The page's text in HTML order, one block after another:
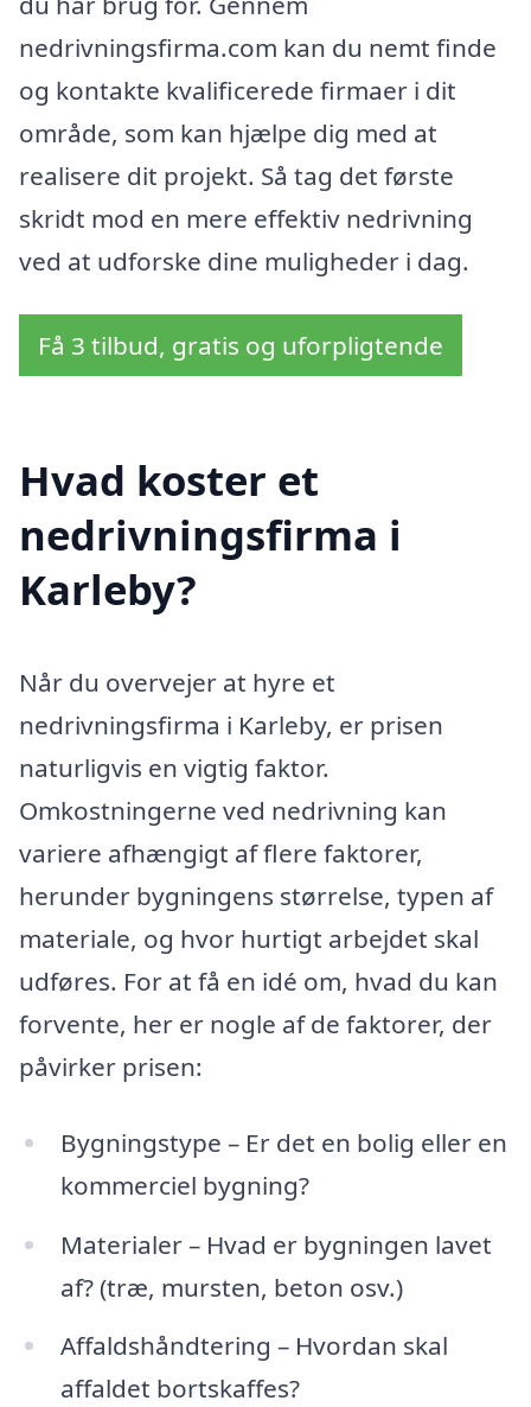
nedrivningsfirma.com kan du nemt finde
og kontakte kvalificerede firmaer i dit
område, som kan hjælpe dig med at
realisere dit projekt. Så tag det første
skridt mod en mere effektiv nedrivning
ved at udforske dine muligheder i dag.
Få 3 tilbud, gratis og uforpligtende
Hvad koster et
nedrivningsfirma i
Karleby?
Når du overvejer at hyre et
nedrivningsfirma i Karleby, er prisen
naturligvis en vigtig faktor.
Omkostningerne ved nedrivning kan
variere afhængigt af flere faktorer,
herunder bygningens størrelse, typen af
materiale, og hvor hurtigt arbejdet skal
udføres. For at få en idé om, hvad du kan
forvente, her er nogle af de faktorer, der
påvirker prisen:
Bygningstype – Er det en bolig eller en
kommerciel bygning?
Materialer – Hvad er bygningen lavet
af? (træ, mursten, beton osv.)
Affaldshåndtering – Hvordan skal
affaldet bortskaffes?